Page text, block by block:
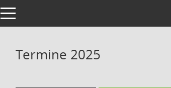
Toggle navigation
Termine 2025